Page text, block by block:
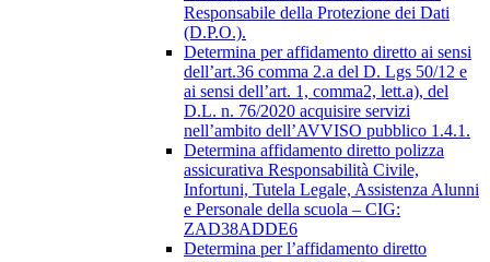
Responsabile della Protezione dei Dati
(D.P.O.).
Determina per affidamento diretto ai sensi
dell’art.36 comma 2.a del D. Lgs 50/12 e
ai sensi dell’art. 1, comma2, lett.a), del
D.L. n. 76/2020 acquisire servizi
nell’ambito dell’AVVISO pubblico 1.4.1.
Determina affidamento diretto polizza
assicurativa Responsabilità Civile,
Infortuni, Tutela Legale, Assistenza Alunni
e Personale della scuola – CIG:
ZAD38ADDE6
Determina per l’affidamento diretto